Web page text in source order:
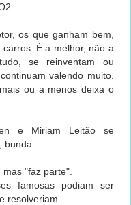
os que ganham bem,
É a melhor, não a
se reinventam ou
valendo muito.
ou a menos deixa o
e Miriam Leitão se
"faz parte".
famosas podiam ser
resolveriam.